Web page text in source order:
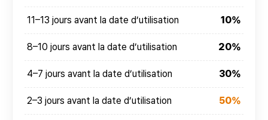
11–13 jours avant la date d’utilisation 10%
8–10 jours avant la date d’utilisation 20%
4–7 jours avant la date d’utilisation 30%
2–3 jours avant la date d’utilisation 50%